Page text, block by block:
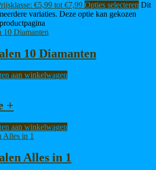
€5,99 tot €7,99 Opties selecteren Dit
variaties. Deze optie kan gekozen
10 Diamanten
aan winkelwagen
+
aan winkelwagen
Alles in 1